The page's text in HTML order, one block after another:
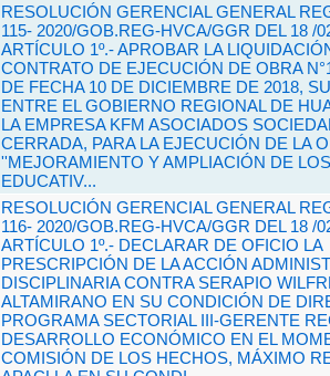
RESOLUCIÓN GERENCIAL GENERAL
115- 2020/GOB.REG-HVCA/GGR DEL 18 /
ARTÍCULO 1º.- APROBAR LA
CONTRATO DE EJECUCIÓN DE OBRA
DE FECHA 10 DE DICIEMBRE DE 2018,
ENTRE EL GOBIERNO REGIONAL DE
LA EMPRESA KFM ASOCIADOS
CERRADA, PARA LA EJECUCIÓN DE LA
''MEJORAMIENTO Y AMPLIACIÓN DE
EDUCATIV...
RESOLUCIÓN GERENCIAL GENERAL
116- 2020/GOB.REG-HVCA/GGR DEL 18 /
ARTÍCULO 1º.- DECLARAR DE OFICIO LA
PRESCRIPCIÓN DE LA ACCIÓN
DISCIPLINARIA CONTRA SERAPIO
ALTAMIRANO EN SU CONDICIÓN DE
PROGRAMA SECTORIAL III-GERENTE
DESARROLLO ECONÓMICO EN EL
COMISIÓN DE LOS HECHOS, MÁXIMO